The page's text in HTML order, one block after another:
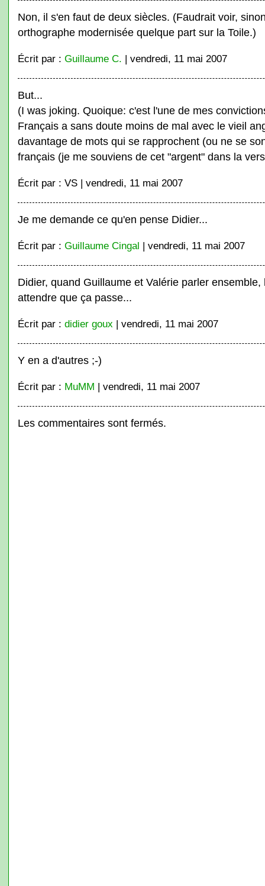
Non, il s'en faut de deux siècles. (Faudrait voir,
orthographe modernisée quelque part sur la Toile.)
Écrit par : Guillaume C. | vendredi, 11 mai 2007
But...
(I was joking. Quoique: c'est l'une de mes
Français a sans doute moins de mal avec le vieil
davantage de mots qui se rapprochent (ou ne se
français (je me souviens de cet "argent" dans la
Écrit par : VS | vendredi, 11 mai 2007
Je me demande ce qu'en pense Didier...
Écrit par : Guillaume Cingal | vendredi, 11 mai 2007
Didier, quand Guillaume et Valérie parler
attendre que ça passe...
Écrit par : didier goux | vendredi, 11 mai 2007
Y en a d'autres ;-)
Écrit par : MuMM | vendredi, 11 mai 2007
Les commentaires sont fermés.